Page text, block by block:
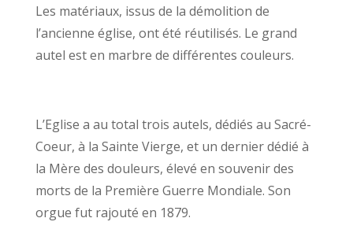
Les matériaux, issus de la démolition de
l’ancienne église, ont été réutilisés. Le grand
autel est en marbre de différentes couleurs.
L’Eglise a au total trois autels, dédiés au Sacré-
Coeur, à la Sainte Vierge, et un dernier dédié à
la Mère des douleurs, élevé en souvenir des
morts de la Première Guerre Mondiale. Son
orgue fut rajouté en 1879.